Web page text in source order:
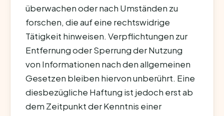
überwachen oder nach Umständen zu
forschen, die auf eine rechtswidrige
Tätigkeit hinweisen. Verpflichtungen zur
Entfernung oder Sperrung der Nutzung
von Informationen nach den allgemeinen
Gesetzen bleiben hiervon unberührt. Eine
diesbezügliche Haftung ist jedoch erst ab
dem Zeitpunkt der Kenntnis einer